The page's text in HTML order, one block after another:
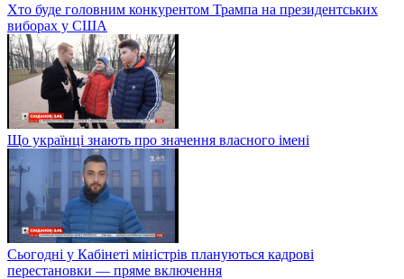
Хто буде головним конкурентом Трампа на президентських
виборах у США
Що українці знають про значення власного імені
Сьогодні у Кабінеті міністрів плануються кадрові
перестановки — пряме включення